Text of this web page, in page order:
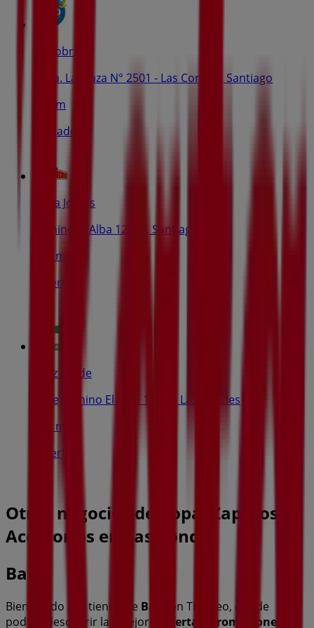
Salcobrand
Avda. La Plaza N° 2501 - Las Condes, Santiago
639 m
Cerrado
Papa John's
Camino el Alba 12620, Santiago
668 m
Abierto
Cruz Verde
Calle Camino El Alba 12620, Las Condes
723 m
Abierto
Otros negocios de Ropa, Zapatos y
Accesorios en Las Condes
Bata
Bienvenido a la tienda de Bata
en Tiendeo, donde
podrás descubrir las mejores
ofertas promociones